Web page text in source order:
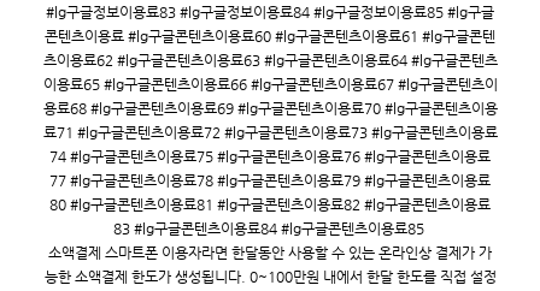
#lg구글정보이용료83 #lg구글정보이용료84 #lg구글정보이용료85 #lg구글
콘텐츠이용료 #lg구글콘텐츠이용료60 #lg구글콘텐츠이용료61 #lg구글콘텐
츠이용료62 #lg구글콘텐츠이용료63 #lg구글콘텐츠이용료64 #lg구글콘텐츠
이용료65 #lg구글콘텐츠이용료66 #lg구글콘텐츠이용료67 #lg구글콘텐츠이
용료68 #lg구글콘텐츠이용료69 #lg구글콘텐츠이용료70 #lg구글콘텐츠이용
료71 #lg구글콘텐츠이용료72 #lg구글콘텐츠이용료73 #lg구글콘텐츠이용료
74 #lg구글콘텐츠이용료75 #lg구글콘텐츠이용료76 #lg구글콘텐츠이용료
77 #lg구글콘텐츠이용료78 #lg구글콘텐츠이용료79 #lg구글콘텐츠이용료
80 #lg구글콘텐츠이용료81 #lg구글콘텐츠이용료82 #lg구글콘텐츠이용료
83 #lg구글콘텐츠이용료84 #lg구글콘텐츠이용료85
소액결제 스마트폰 이용자라면 한달동안 사용할 수 있는 온라인상 결제가 가
능한 소액결제 한도가 생성됩니다. 0~100만원 내에서 한달 한도를 직접 설정